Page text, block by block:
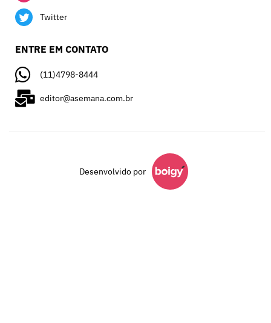
Twitter
ENTRE EM CONTATO
(11)4798-8444
editor@asemana.com.br
Desenvolvido por